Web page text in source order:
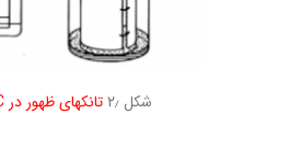
شکل ۲٫ تانک­های ظهور در PC و